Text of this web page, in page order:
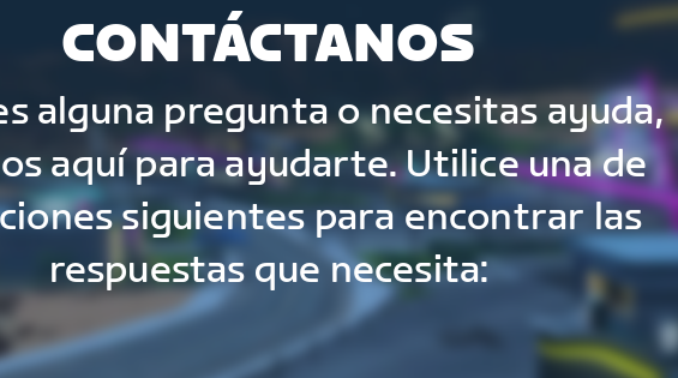
CONTÁCTANOS
alguna pregunta o necesitas ayuda,
aquí para ayudarte. Utilice una de
siguientes para encontrar las
respuestas que necesita: